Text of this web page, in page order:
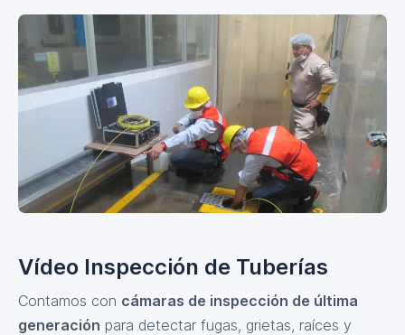
Vídeo Inspección de Tuberías
Contamos con cámaras de inspección de última
generación para detectar fugas, grietas, raíces y